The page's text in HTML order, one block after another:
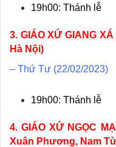
19h00: Thánh lễ
3. GIÁO XỨ GIANG
Hà Nội)
– Thứ Tư (22/02/2023)
19h00: Thánh lễ
4. GIÁO XỨ NGỌC
Xuân Phương, Nam